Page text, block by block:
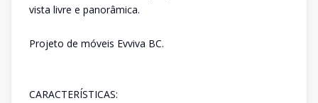
vista livre e panorâmica.
Projeto de móveis Evviva BC.
CARACTERÍSTICAS: